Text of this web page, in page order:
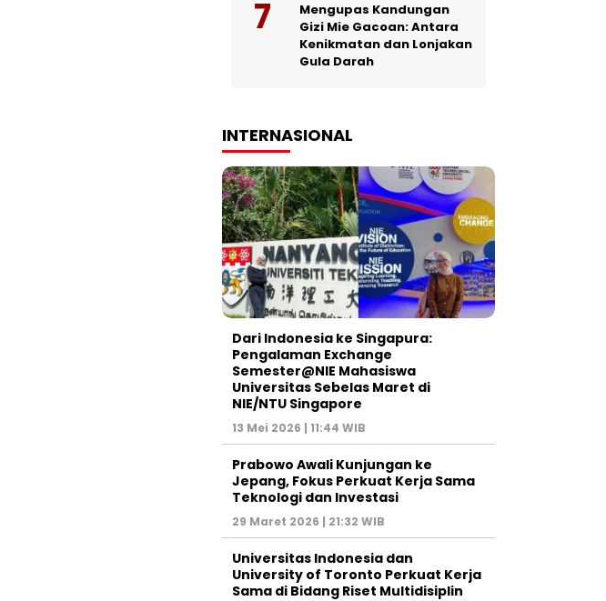
Mengupas Kandungan
Gizi Mie Gacoan: Antara
Kenikmatan dan Lonjakan
Gula Darah
INTERNASIONAL
Dari Indonesia ke Singapura:
Pengalaman Exchange
Semester@NIE Mahasiswa
Universitas Sebelas Maret di
NIE/NTU Singapore
13 Mei 2026 | 11:44 WIB
Prabowo Awali Kunjungan ke
Jepang, Fokus Perkuat Kerja Sama
Teknologi dan Investasi
29 Maret 2026 | 21:32 WIB
Universitas Indonesia dan
University of Toronto Perkuat Kerja
Sama di Bidang Riset Multidisiplin